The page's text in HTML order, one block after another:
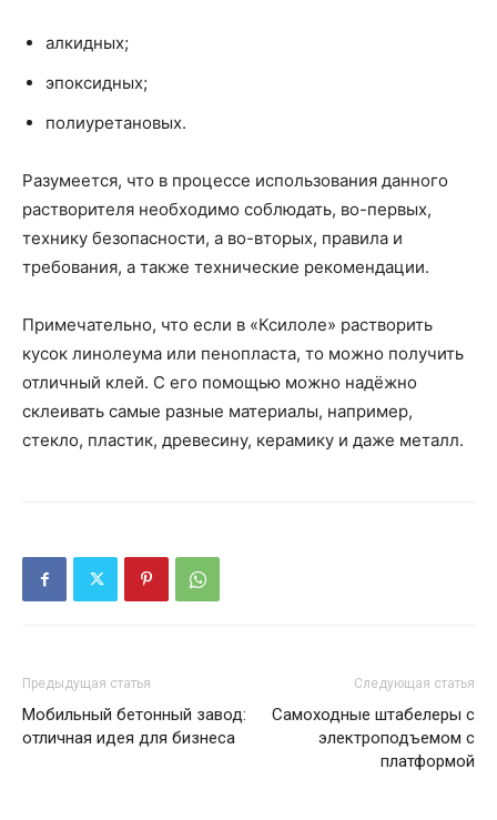
алкидных;
эпоксидных;
полиуретановых.
Разумеется, что в процессе использования данного
растворителя необходимо соблюдать, во-первых,
технику безопасности, а во-вторых, правила и
требования, а также технические рекомендации.
Примечательно, что если в «Ксилоле» растворить
кусок линолеума или пенопласта, то можно получить
отличный клей. С его помощью можно надёжно
склеивать самые разные материалы, например,
стекло, пластик, древесину, керамику и даже металл.
Предыдущая статья
Мобильный бетонный завод:
отличная идея для бизнеса
Следующая статья
Самоходные штабелеры с
электроподъемом с
платформой